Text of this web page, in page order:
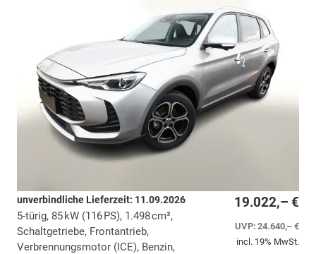
19.022,– €
UVP:24.640,– €
incl. 19% MwSt.
unverbindliche Lieferzeit: 11.09.2026
5-türig, 85 kW (116 PS), 1.498 cm³,
Schaltgetriebe, Frontantrieb,
Verbrennungsmotor (ICE), Benzin,